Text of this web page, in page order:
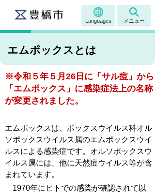
Languages メニュー
エムポックスとは
※令和５年５月26日に「サル痘」から
「エムポックス」に感染症法上の名称
が変更されました。
エムポックスは、ポックスウイルス科オル
ソポックスウイルス属のエムポックスウイ
ルスによる感染症です。オルソポックスウ
イルス属には、他に天然痘ウイルス等が含
まれています。
1970年にヒトでの感染が確認されて以